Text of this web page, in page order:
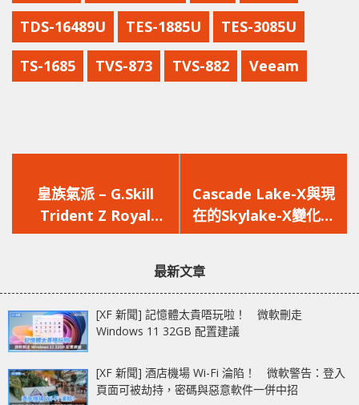
TDS-16489U TES-1885U TES-3085U
TS-1685 TVS-873 TVS-882 Veeam
一
篇
文
皇族氣派 – G.Skill
Trident Z Royal
Series DDR4 RGB 記
一
篇
文
Cascade Lake-X與現
在的Skylake-X變化不
大，甚至主板都不用換
最新文章
[XF 新聞] 記憶體太貴唔玩啦！ 微軟刪走
Windows 11 32GB 配置建議
[XF 新聞] 酒店機場 Wi-Fi 淪陷！ 微軟警告：登入
頁面可被劫持，密碼與惡意軟件一併中招